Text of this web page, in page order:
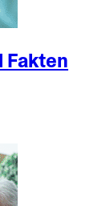
Fakten